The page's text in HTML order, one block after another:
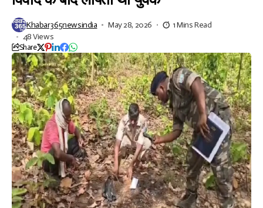
Khabar365newsindia May 28, 2026
1 Mins Read
48 Views
Share